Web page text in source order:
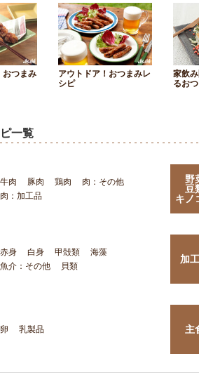
おつまみ
アウトドア！おつまみレ
シピ
家飲
るお
一覧
牛肉 豚肉 鶏肉
肉：その他
肉：加工品
野
豆
キノ
赤身 白身 甲殻類
海藻
魚介：その他
貝類
加
卵 乳製品 主